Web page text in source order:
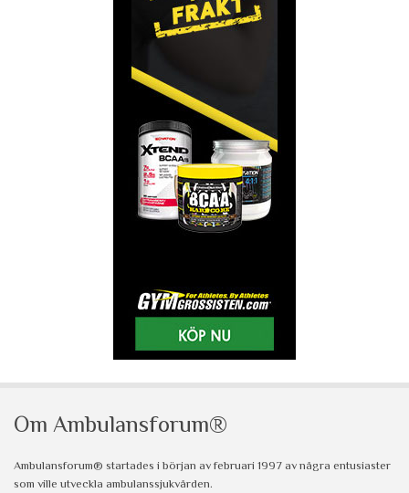
Om Ambulansforum®
Ambulansforum® startades i början av februari 1997 av några entusiaster
som ville utveckla ambulanssjukvården.